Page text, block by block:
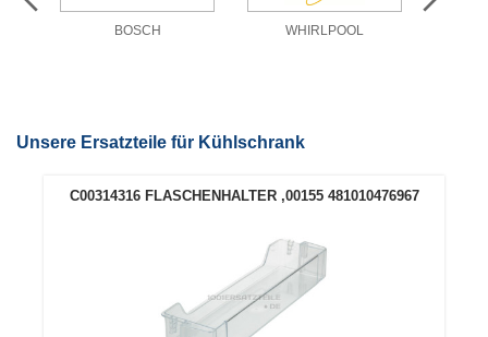
BOSCH WHIRLPOOL
Unsere Ersatzteile für Kühlschrank
C00314316 FLASCHENHALTER ,00155 481010476967